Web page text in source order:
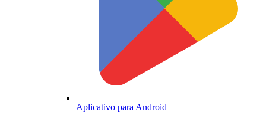
Aplicativo para Android